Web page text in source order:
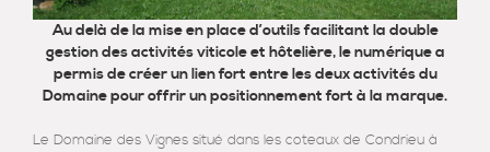
Au delà de la mise en place d’outils facilitant la double
gestion des activités viticole et hôtelière, le numérique a
permis de créer un lien fort entre les deux activités du
Domaine pour offrir un positionnement fort à la marque.
Le Domaine des Vignes situé dans les coteaux de Condrieu à